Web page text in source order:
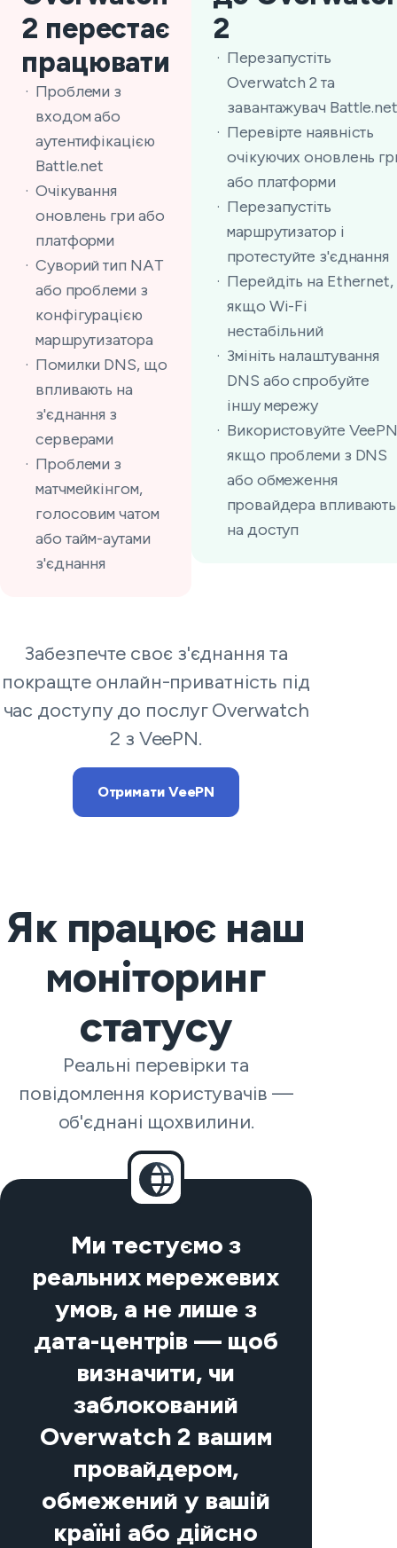
2 перестає
працювати
Проблеми з
входом або
аутентифікацією
Battle.net
Очікування
оновлень гри або
платформи
Суворий тип NAT
або проблеми з
конфігурацією
маршрутизатора
Помилки DNS, що
впливають на
з'єднання з
серверами
Проблеми з
матчмейкінгом,
голосовим чатом
або тайм-аутами
з'єднання
2
Перезапустіть
Overwatch 2 та
завантажувач Battle.net
Перевірте наявність
очікуючих оновлень
або платформи
Перезапустіть
маршрутизатор і
протестуйте з'єднання
Перейдіть на Ethernet,
якщо Wi-Fi
нестабільний
Змініть налаштування
DNS або спробуйте
іншу мережу
Використовуйте
якщо проблеми з DNS
або обмеження
провайдера впливають
на доступ
Забезпечте своє з'єднання та
покращте онлайн-приватність під
час доступу до послуг Overwatch
2 з VeePN.
Отримати VeePN
Як працює наш
моніторинг
статусу
Реальні перевірки та
повідомлення користувачів —
об'єднані щохвилини.
Ми тестуємо з
реальних мережевих
умов, а не лише з
дата-центрів — щоб
визначити, чи
заблокований
Overwatch 2 вашим
провайдером,
обмежений у вашій
країні або дійсно